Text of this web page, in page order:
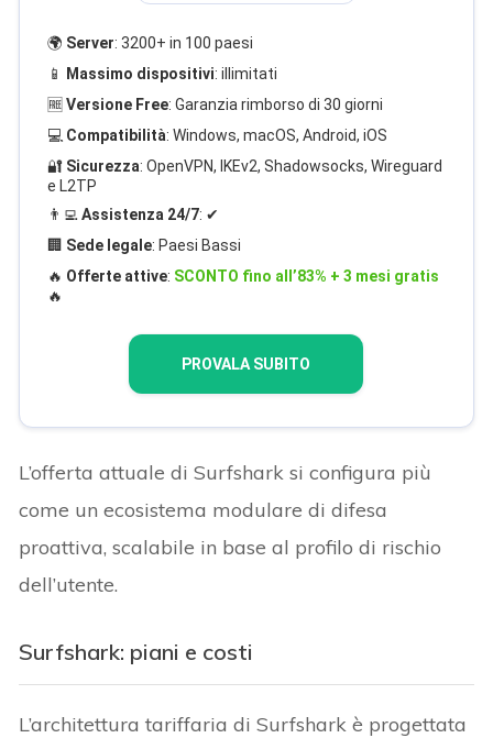
🌍 Server: 3200+ in 100 paesi
📱
Massimo dispositivi: illimitati
🆓Versione Free: Garanzia rimborso di 30 giorni
💻 Compatibilità: Windows, macOS, Android, iOS
🔐 Sicurezza: OpenVPN, IKEv2, Shadowsocks, Wireguard
e L2TP
👨‍💻Assistenza 24/7: ✔
🏢 Sede legale: Paesi Bassi
🔥 Offerte attive: SCONTO fino all’83% + 3 mesi gratis
🔥
PROVALA SUBITO
L’offerta attuale di Surfshark si configura più
come un ecosistema modulare di difesa
proattiva, scalabile in base al profilo di rischio
dell’utente.
Surfshark: piani e costi
L’architettura tariffaria di Surfshark è progettata